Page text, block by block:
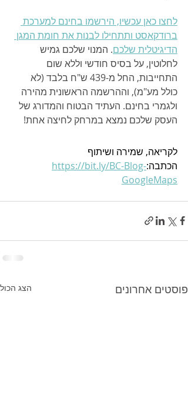
לחצו כאן עכשיו, הירשמו בחינם למערכת
ברודקאסט ותתחילו לבנות את חומת המגן
הדיגיטלית שלכם. המנוי שלכם גמיש
לחלוטין, על בסיס חודשי וללא שום
התחייבות, החל מ-439 ש"ח בלבד (לא
כולל מע"מ), וההרשמה הראשונית מהירה
ולגמרי בחינם. העתיד הבטוח והמדורג של
העסק שלכם נמצא במרחק לחיצה אחת!
לקריאה, שמירה ושיתוף
הכתבה:https://bit.ly/BC-Blog-
GoogleMaps
פוסטים אחרונים הצג הכול